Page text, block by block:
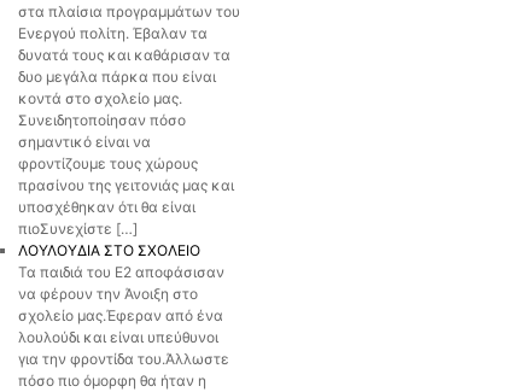
στα πλαίσια προγραμμάτων του
Ενεργού πολίτη. Έβαλαν τα
δυνατά τους και καθάρισαν τα
δυο μεγάλα πάρκα που είναι
κοντά στο σχολείο μας.
Συνειδητοποίησαν πόσο
σημαντικό είναι να
φροντίζουμε τους χώρους
πρασίνου της γειτονιάς μας και
υποσχέθηκαν ότι θα είναι
πιοΣυνεχίστε […]
ΛΟΥΛΟΥΔΙΑ ΣΤΟ ΣΧΟΛΕΙΟ
Τα παιδιά του Ε2 αποφάσισαν
να φέρουν την Άνοιξη στο
σχολείο μας.Έφεραν από ένα
λουλούδι και είναι υπεύθυνοι
για την φροντίδα του.Άλλωστε
πόσο πιο όμορφη θα ήταν η